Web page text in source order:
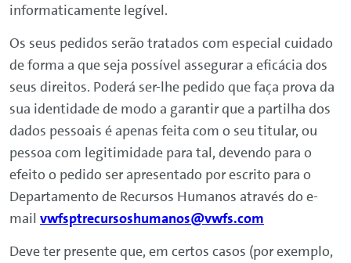
informaticamente legível.
Os seus pedidos serão tratados com especial cuidado
de forma a que seja possível assegurar a eficácia dos
seus direitos. Poderá ser-lhe pedido que faça prova da
sua identidade de modo a garantir que a partilha dos
dados pessoais é apenas feita com o seu titular, ou
pessoa com legitimidade para tal, devendo para o
efeito o pedido ser apresentado por escrito para o
Departamento de Recursos Humanos através do e-
mail vwfsptrecursoshumanos@vwfs.com
Deve ter presente que, em certos casos (por exemplo,